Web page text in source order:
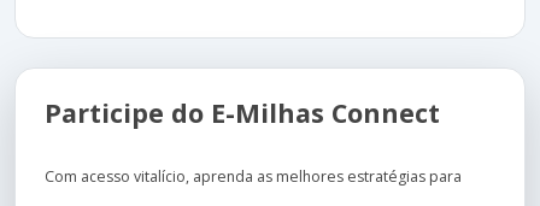
Participe do E-Milhas Connect
Com acesso vitalício, aprenda as melhores estratégias para